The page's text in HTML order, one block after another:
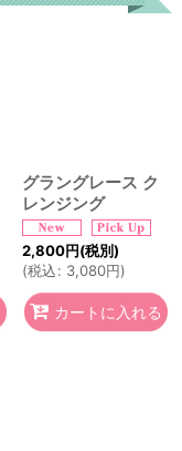
グラングレース ク
レンジング
2,800円(税別)
(税込: 3,080円)
カートに入れる